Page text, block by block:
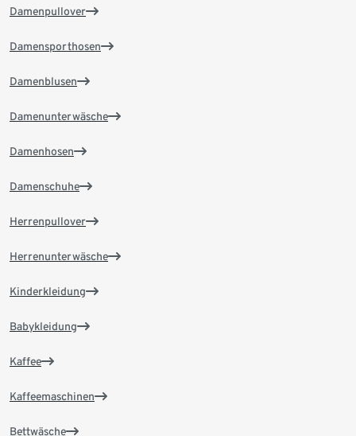
Damenpullover
Damensporthosen
Damenblusen
Damenunterwäsche
Damenhosen
Damenschuhe
Herrenpullover
Herrenunterwäsche
Kinderkleidung
Babykleidung
Kaffee
Kaffeemaschinen
Bettwäsche